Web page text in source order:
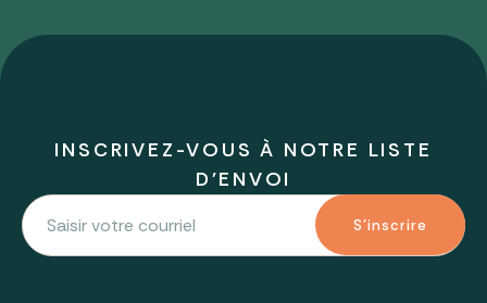
INSCRIVEZ-VOUS À NOTRE LISTE
D'ENVOI
S'inscrire